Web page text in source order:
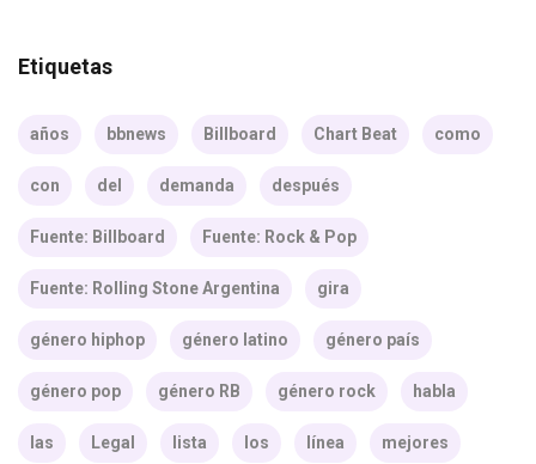
Etiquetas
años bbnews Billboard Chart Beat como
con del demanda después
Fuente: Billboard Fuente: Rock & Pop
Fuente: Rolling Stone Argentina gira
género hiphop género latino género país
género pop género RB género rock habla
las Legal lista los línea mejores